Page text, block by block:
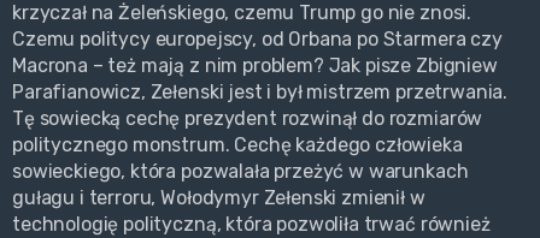
krzyczał na Żeleńskiego, czemu Trump go nie znosi.
Czemu politycy europejscy, od Orbana po Starmera czy
Macrona – też mają z nim problem? Jak pisze Zbigniew
Parafianowicz, Zełenski jest i był mistrzem przetrwania.
Tę sowiecką cechę prezydent rozwinął do rozmiarów
politycznego monstrum. Cechę każdego człowieka
sowieckiego, która pozwalała przeżyć w warunkach
gułagu i terroru, Wołodymyr Zełenski zmienił w
technologię polityczną, która pozwoliła trwać również